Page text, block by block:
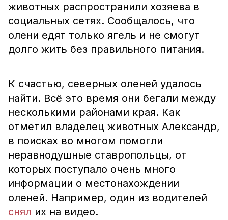
животных распространили хозяева в
социальных сетях. Сообщалось, что
олени едят только ягель и не смогут
долго жить без правильного питания.
К счастью, северных оленей удалось
найти. Всё это время они бегали между
несколькими районами края. Как
отметил владелец животных Александр,
в поисках во многом помогли
неравнодушные ставропольцы, от
которых поступало очень много
информации о местонахождении
оленей. Например, один из водителей
снял их на видео.